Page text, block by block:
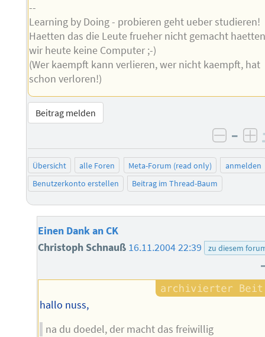
--
Learning by Doing - probieren geht ueber studieren!
Haetten das die Leute frueher nicht gemacht
wir heute keine Computer ;-)
(Wer kaempft kann verlieren, wer nicht kaempft, hat
schon verloren!)
Beitrag melden
–
Übersicht alle Foren Meta-Forum (read only)
anmelden
Benutzerkonto erstellen
Beitrag im Thread-Baum
Einen Dank an CK
Christoph Schnauß 16.11.2004 22:39 zu diesem
hallo nuss,
na du doedel, der macht das freiwillig